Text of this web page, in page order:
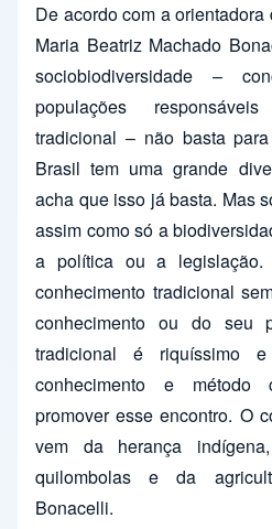
De acordo com a
Maria Beatriz Machado
sociobiodiversidade –
populações
tradicional – não basta
Brasil tem uma grande
acha que isso já basta. Mas
assim como só a
a política ou a
conhecimento tradicional
conhecimento ou do seu
tradicional é riquíssimo
conhecimento e método
promover esse encontro. O
vem da herança
quilombolas e da
Bonacelli.